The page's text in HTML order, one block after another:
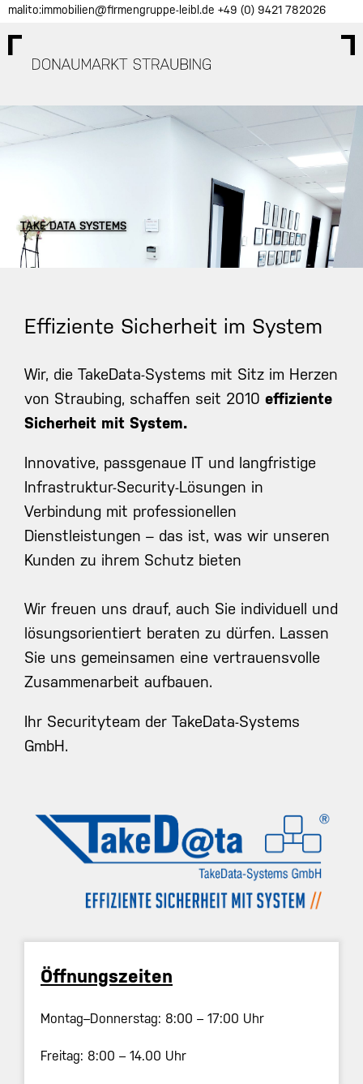
Skip
malito:immobilien@firmengruppe-leibl.de +49 (0) 9421 782026
TAKE DATA SYSTEMS
Effiziente Sicherheit im System
Wir, die TakeData-Systems mit Sitz im Herzen
von Straubing, schaffen seit 2010 effiziente
Sicherheit mit System.
Innovative, passgenaue IT und langfristige
Infrastruktur-Security-Lösungen in
Verbindung mit professionellen
Dienstleistungen – das ist, was wir unseren
Kunden zu ihrem Schutz bieten
Wir freuen uns drauf, auch Sie individuell und
lösungsorientiert beraten zu dürfen. Lassen
Sie uns gemeinsamen eine vertrauensvolle
Zusammenarbeit aufbauen.
Ihr Securityteam der TakeData-Systems
GmbH.
Öffnungszeiten
Montag–Donnerstag: 8:00 – 17:00 Uhr
Freitag: 8:00 – 14.00 Uhr